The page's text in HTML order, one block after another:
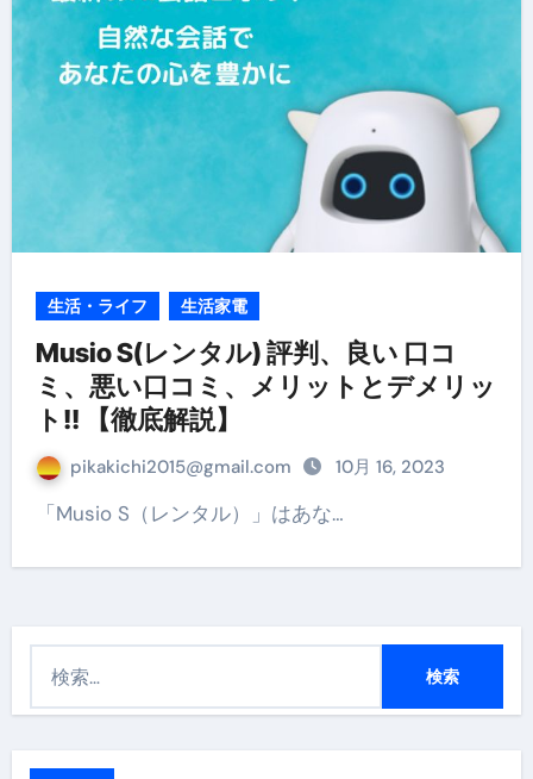
生活・ライフ 生活家電
Musio S(レンタル) 評判、良い 口コ
ミ、悪い口コミ、メリットとデメリッ
ト!! 【徹底解説】
pikakichi2015@gmail.com 10月 16, 2023
「Musio S（レンタル）」はあな…